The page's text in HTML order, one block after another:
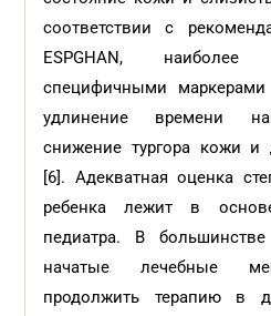
соответствии с
ESPGHAN, наиболее
специфичными маркерами
удлинение времени
снижение тургора кожи и
[6]. Адекватная оценка
ребенка лежит в
педиатра. В
начатые лечебные
продолжить терапию в